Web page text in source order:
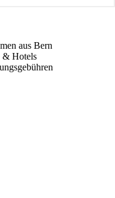
aus Bern
& Hotels